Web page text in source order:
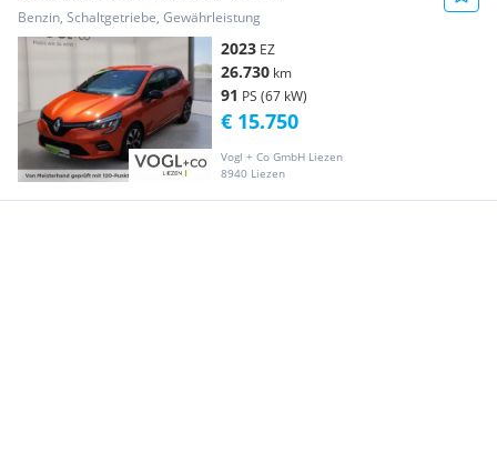
Benzin, Schaltgetriebe, Gewährleistung
2023 EZ
26.730 km
91 PS (67 kW)
Vogl + Co GmbH Liezen
8940 Liezen
€ 15.750